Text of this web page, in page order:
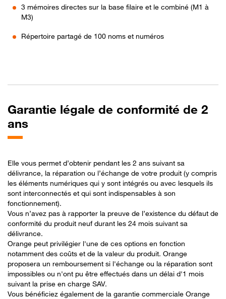
3 mémoires directes sur la base filaire et le combiné (M1 à
M3)
Répertoire partagé de 100 noms et numéros
Garantie légale de conformité de 2
ans
Elle vous permet d’obtenir pendant les 2 ans suivant sa
délivrance, la réparation ou l’échange de votre produit (y compris
les éléments numériques qui y sont intégrés ou avec lesquels ils
sont interconnectés et qui sont indispensables à son
fonctionnement).
Vous n’avez pas à rapporter la preuve de l’existence du défaut de
conformité du produit neuf durant les 24 mois suivant sa
délivrance.
Orange peut privilégier l'une de ces options en fonction
notamment des coûts et de la valeur du produit. Orange
proposera un remboursement si l'échange ou la réparation sont
impossibles ou n'ont pu être effectués dans un délai d'1 mois
suivant la prise en charge SAV.
Vous bénéficiez également de la garantie commerciale Orange